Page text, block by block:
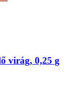
virág, 0,25 g